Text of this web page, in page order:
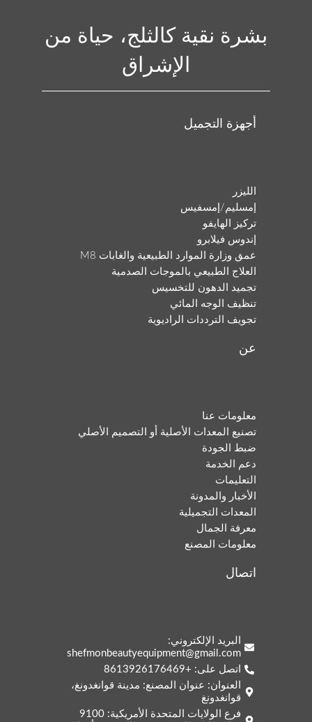
بشرة نقية كالثلج، حياة من
الإشراق
أجهزة التجميل
الليزر
إمسليم/إمسفيس
تركيز الهايفو
إندوس فيلابرو
عمق وزارة الموارد الطبيعية والغابات M8
العلاج الطبيعي بالموجات الصدمية
تجميد الدهون للتخسيس
تنظيف الوجه المائي
تجويف الترددات الراديوية
عن
معلومات عنا
تصنيع المعدات الأصلية أو التصميم الأصلي
ضبط الجودة
دعم الخدمة
التعليمات
الأخبار والمدونة
المعدات التجميلية
معرفة الجمال
معلومات المصنع
اتصال
البريد الإلكتروني:
shefmonbeautyequipment@gmail.com
اتصل على: +8613926176469
العنوان: عنوان المصنع: مدينة قوانغدونغ،
قوانغدونغ
فرع الولايات المتحدة الأمريكية: 9100
German
Korean